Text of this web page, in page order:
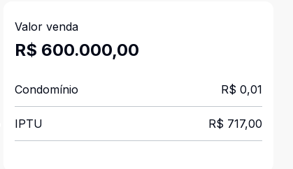
Valor venda
R$ 600.000,00
Condomínio R$ 0,01
IPTU R$ 717,00